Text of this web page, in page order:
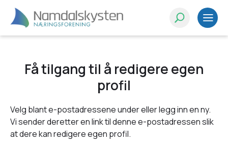
Få tilgang til å redigere egen
profil
Velg blant e-postadressene under eller legg inn en ny.
Vi sender deretter en link til denne e-postadressen slik
at dere kan redigere egen profil.